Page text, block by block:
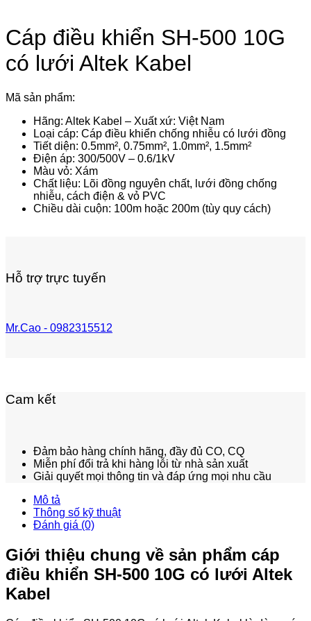
Cáp điều khiển SH-500 10G
có lưới Altek Kabel
Mã sản phẩm:
Hãng: Altek Kabel – Xuất xứ: Việt Nam
Loại cáp: Cáp điều khiển chống nhiễu có lưới đồng
Tiết diện: 0.5mm², 0.75mm², 1.0mm², 1.5mm²
Điện áp: 300/500V – 0.6/1kV
Màu vỏ: Xám
Chất liệu: Lõi đồng nguyên chất, lưới đồng chống
nhiễu, cách điện & vỏ PVC
Chiều dài cuộn: 100m hoặc 200m (tùy quy cách)
Hỗ trợ trực tuyến
Mr.Cao - 0982315512
Cam kết
Đảm bảo hàng chính hãng, đầy đủ CO, CQ
Miễn phí đổi trả khi hàng lỗi từ nhà sản xuất
Giải quyết mọi thông tin và đáp ứng mọi nhu cầu
Mô tả
Thông số kỹ thuật
Đánh giá (0)
Giới thiệu chung về sản phẩm cáp
điều khiển SH-500 10G có lưới Altek
Kabel